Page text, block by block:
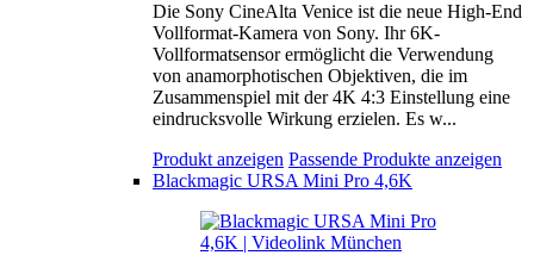
Die Sony CineAlta Venice ist die neue High-End
Vollformat-Kamera von Sony. Ihr 6K-
Vollformatsensor ermöglicht die Verwendung
von anamorphotischen Objektiven, die im
Zusammenspiel mit der 4K 4:3 Einstellung eine
eindrucksvolle Wirkung erzielen. Es w...
Produkt anzeigen Passende Produkte anzeigen
Blackmagic URSA Mini Pro 4,6K